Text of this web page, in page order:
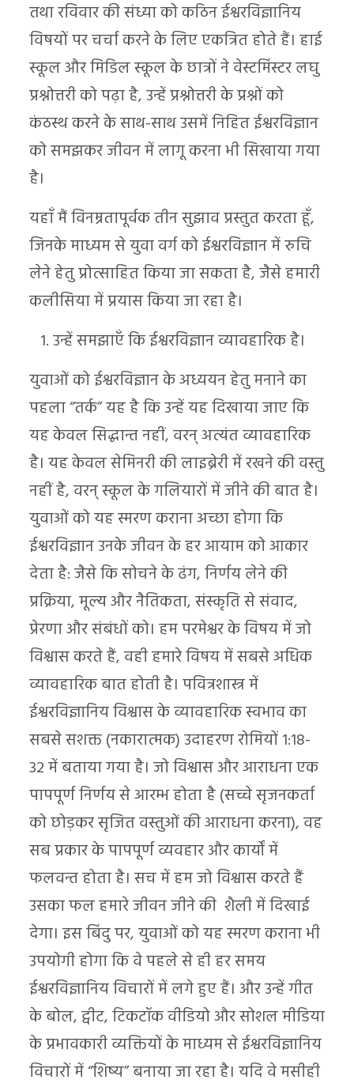
तथा रविवार की संध्या को कठिन ईश्वरविज्ञानिय
विषयों पर चर्चा करने के लिए एकत्रित होते हैं। हाई
स्कूल और मिडिल स्कूल के छात्रों ने वेस्टमिंस्टर लघु
प्रश्नोत्तरी को पढ़ा है, उन्हें प्रश्नोत्तरी के प्रश्नों को
कंठस्थ करने के साथ-साथ उसमें निहित ईश्वरविज्ञान
को समझकर जीवन में लागू करना भी सिखाया गया
है।
यहाँ मैं विनम्रतापूर्वक तीन सुझाव प्रस्तुत करता हूँ,
जिनके माध्यम से युवा वर्ग को ईश्वरविज्ञान में रुचि
लेने हेतु प्रोत्साहित किया जा सकता है, जैसे हमारी
कलीसिया में प्रयास किया जा रहा है।
उन्हें समझाएँ कि ईश्वरविज्ञान व्यावहारिक है।
युवाओं को ईश्वरविज्ञान के अध्ययन हेतु मनाने का
पहला “तर्क” यह है कि उन्हें यह दिखाया जाए कि
यह केवल सिद्धान्त नहीं, वरन् अत्यंत व्यावहारिक
है। यह केवल सेमिनरी की लाइब्रेरी में रखने की वस्तु
नहीं है, वरन् स्कूल के गलियारों में जीने की बात है।
युवाओं को यह स्मरण कराना अच्छा होगा कि
ईश्वरविज्ञान उनके जीवन के हर आयाम को आकार
देता है: जैसे कि सोचने के ढंग, निर्णय लेने की
प्रक्रिया, मूल्य और नैतिकता, संस्कृति से संवाद,
प्रेरणा और संबंधों को। हम परमेश्वर के विषय में जो
विश्वास करते हैं, वही हमारे विषय में सबसे अधिक
व्यावहारिक बात होती है। पवित्रशास्त्र में
ईश्वरविज्ञानिय विश्वास के व्यावहारिक स्वभाव का
सबसे सशक्त (नकारात्मक) उदाहरण रोमियों 1:18-
32 में बताया गया है। जो विश्वास और आराधना एक
पापपूर्ण निर्णय से आरम्भ होता है (सच्चे सृजनकर्ता
को छोड़कर सृजित वस्तुओं की आराधना करना), वह
सब प्रकार के पापपूर्ण व्यवहार और कार्यों में
फलवन्त होता है। सच में हम जो विश्वास करते हैं
उसका फल हमारे जीवन जीने की शैली में दिखाई
देगा। इस बिंदु पर, युवाओं को यह स्मरण कराना भी
उपयोगी होगा कि वे पहले से ही हर समय
ईश्वरविज्ञानिय विचारों में लगे हुए हैं। और उन्हें गीत
के बोल, ट्वीट, टिकटॉक वीडियो और सोशल मीडिया
के प्रभावकारी व्यक्तियों के माध्यम से ईश्वरविज्ञानिय
विचारों में “शिष्य” बनाया जा रहा है। यदि वे मसीही